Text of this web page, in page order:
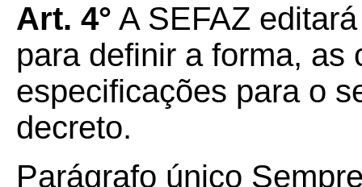
Art. 4° A SEFAZ
para definir a forma, as
especificações para o
decreto.
Parágrafo único